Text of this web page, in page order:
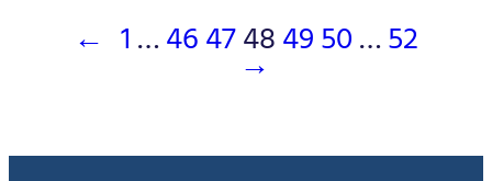
← 1 …4647484950…52
→